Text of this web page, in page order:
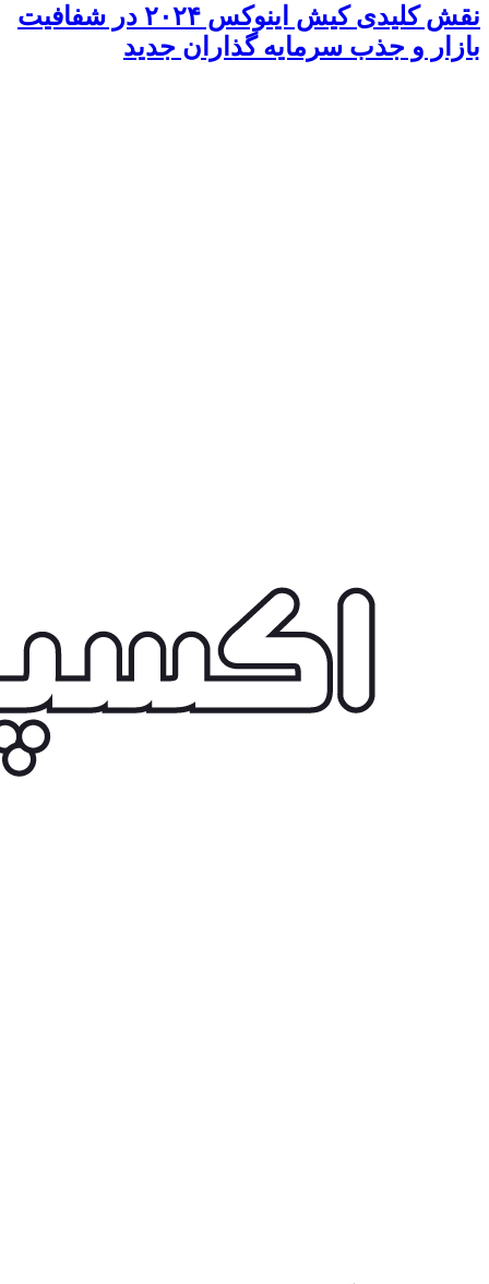
نقش کلیدی کیش اینوکس ۲۰۲۴ در شفافیت
بازار و جذب سرمایه گذاران جدید